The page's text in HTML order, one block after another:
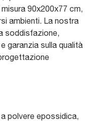
90x200x77 cm,
ambienti. La nostra
soddisfazione,
garanzia sulla qualità
polvere epossidica,